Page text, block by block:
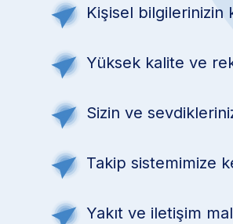
Kişisel bilgilerinizin
Yüksek kalite ve
Sizin ve
Takip sistemimize
Yakıt ve iletişim